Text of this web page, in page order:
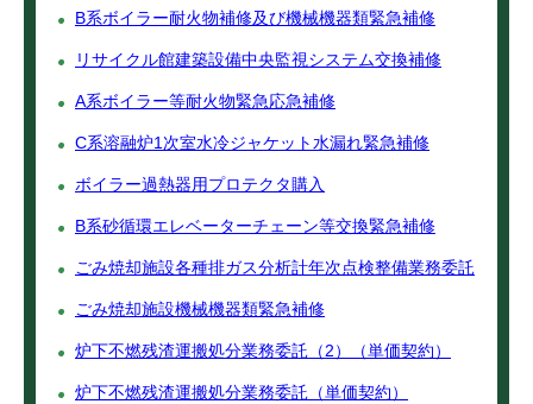
B系ボイラー耐火物補修及び機械機器類緊急補修
リサイクル館建築設備中央監視システム交換補修
A系ボイラー等耐火物緊急応急補修
C系溶融炉1次室水冷ジャケット水漏れ緊急補修
ボイラー過熱器用プロテクタ購入
B系砂循環エレベーターチェーン等交換緊急補修
ごみ焼却施設各種排ガス分析計年次点検整備業務委託
ごみ焼却施設機械機器類緊急補修
炉下不燃残渣運搬処分業務委託（2）（単価契約）
炉下不燃残渣運搬処分業務委託（単価契約）